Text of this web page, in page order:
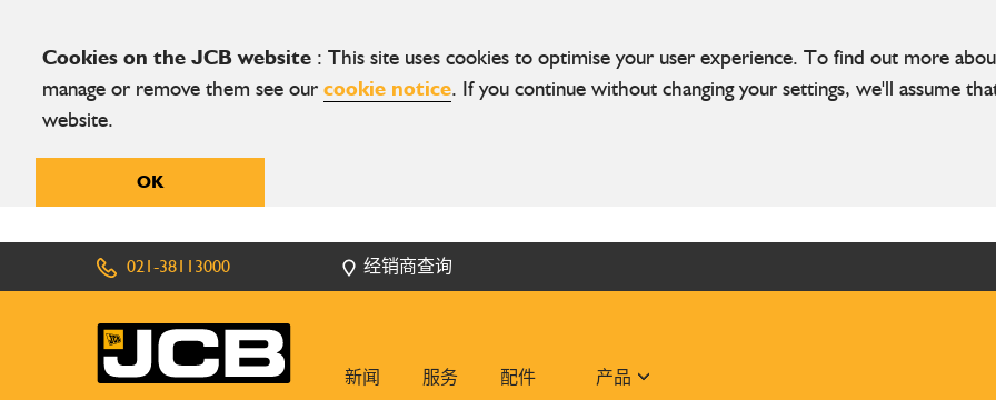
Cookies on the JCB website : This site uses cookies to optimise your user experience. To find out more
manage or remove them see ourcookie notice. If you continue without changing your settings, we'll assume
website.
OK
021-38113000 经销商查询
新闻 服务 配件 产品